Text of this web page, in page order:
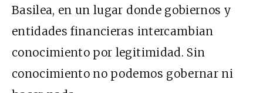
Basilea, en un lugar donde gobiernos y
entidades financieras intercambian
conocimiento por legitimidad. Sin
conocimiento no podemos gobernar ni